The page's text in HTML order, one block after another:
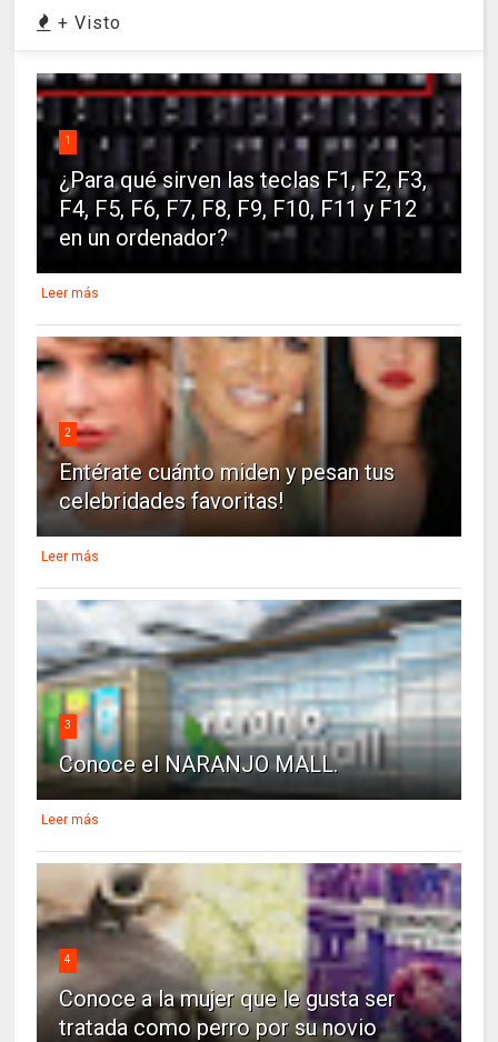
+ Visto
1
¿Para qué sirven las teclas F1, F2, F3,
F4, F5, F6, F7, F8, F9, F10, F11 y F12
en un ordenador?
Leer más
2
Entérate cuánto miden y pesan tus
celebridades favoritas!
Leer más
3
Conoce el NARANJO MALL.
Leer más
4
Conoce a la mujer que le gusta ser
tratada como perro por su novio